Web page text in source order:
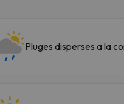
Pluges disperses a la